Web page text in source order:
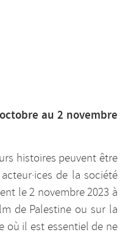
au 2 novembre
histoires peuvent être
de la société
le 2 novembre 2023 à
de Palestine ou sur la
où il est essentiel de ne